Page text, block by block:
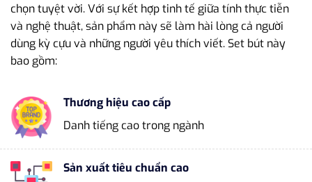
chọn tuyệt vời. Với sự kết hợp tinh tế giữa tính thực tiễn
và nghệ thuật, sản phẩm này sẽ làm hài lòng cả người
dùng kỳ cựu và những người yêu thích viết. Set bút này
bao gồm:
Thương hiệu cao cấp
Danh tiếng cao trong ngành
Sản xuất tiêu chuẩn cao